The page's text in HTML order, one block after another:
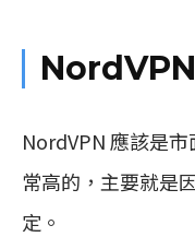
NordVPN
NordVPN 應該是
常高的，主要就是
定。